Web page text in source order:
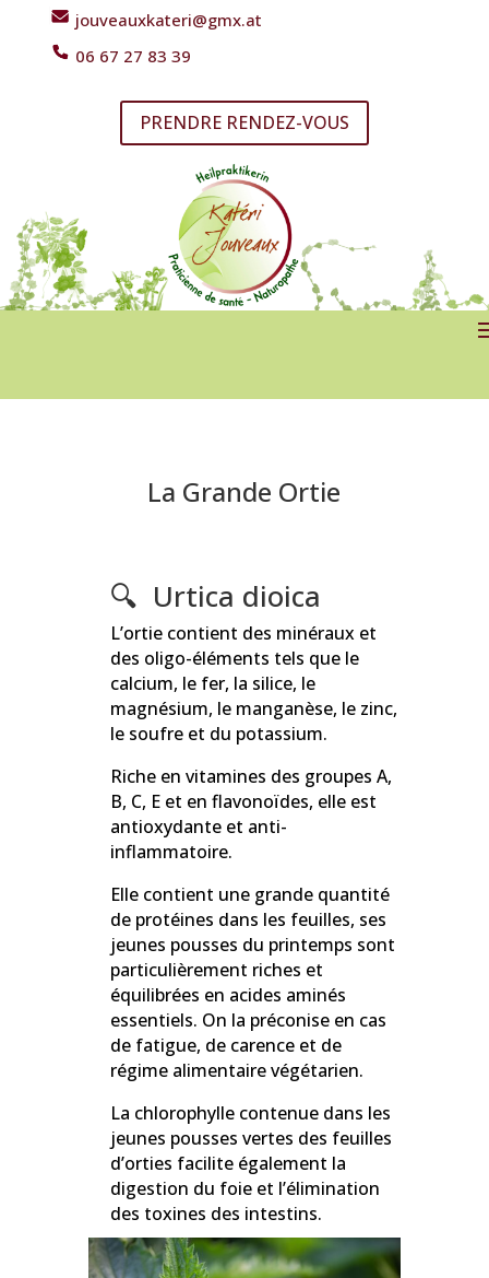
jouveauxkateri@gmx.at
06 67 27 83 39
PRENDRE RENDEZ-VOUS
La Grande Ortie
🔍 Urtica dioica
L’ortie contient des minéraux et
des oligo-éléments tels que le
calcium, le fer, la silice, le
magnésium, le manganèse, le zinc,
le soufre et du potassium.
Riche en vitamines des groupes A,
B, C, E et en flavonoïdes, elle est
antioxydante et anti-
inflammatoire.
Elle contient une grande quantité
de protéines dans les feuilles, ses
jeunes pousses du printemps sont
particulièrement riches et
équilibrées en acides aminés
essentiels. On la préconise en cas
de fatigue, de carence et de
régime alimentaire végétarien.
La chlorophylle contenue dans les
jeunes pousses vertes des feuilles
d’orties facilite également la
digestion du foie et l’élimination
des toxines des intestins.